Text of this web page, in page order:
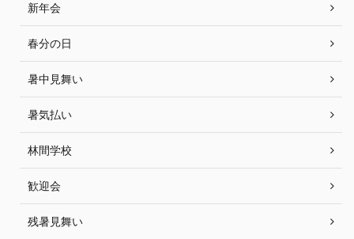
新年会
春分の日
暑中見舞い
暑気払い
林間学校
歓迎会
残暑見舞い